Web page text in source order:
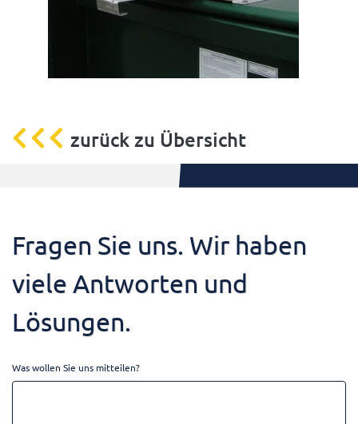
zurück zu Übersicht
Fragen Sie uns. Wir haben
viele Antworten und
Lösungen.
Was wollen Sie uns mitteilen?